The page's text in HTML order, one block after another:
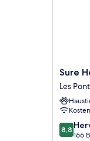
Sure
Hotel
by
Best
Western
Angers
Sud
Sure
Les
8.8
von
8,8
166